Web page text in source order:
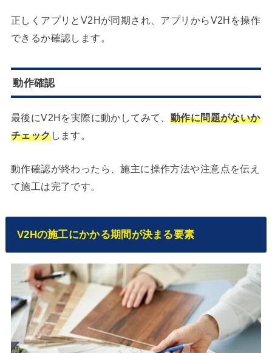
正しくアプリとV2Hが同期され、アプリからV2Hを操作
できるか確認します。
動作確認
最後にV2Hを実際に動かしてみて、 動作に問題がないか
チェックします。
動作確認が終わったら、施主に操作方法や注意点を伝え
て施工は完了です。
V2Hの施工にかかる期間が決まる要素